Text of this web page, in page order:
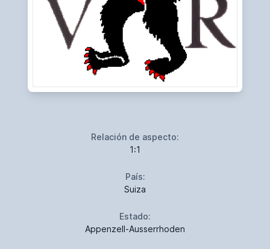
Relación de aspecto:
1:1
País:
Suiza
Estado:
Appenzell-Ausserrhoden